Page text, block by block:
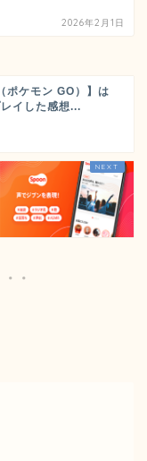
2026年2月1日
ポケモン GO）】は
イした感想...